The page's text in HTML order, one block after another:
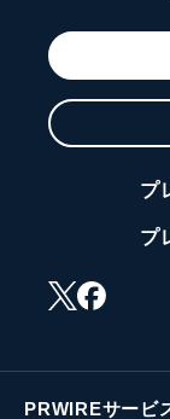
プ
プ
PRWIREサービ